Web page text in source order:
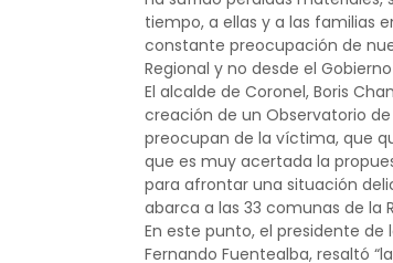
tiempo, a ellas y a las familias
constante preocupación de
Regional y no desde el
El alcalde de Coronel, Boris
creación de un Observatorio
preocupan de la víctima, que
que es muy acertada la
para afrontar una situación
abarca a las 33 comunas de la
En este punto, el presidente de
Fernando Fuentealba, resaltó